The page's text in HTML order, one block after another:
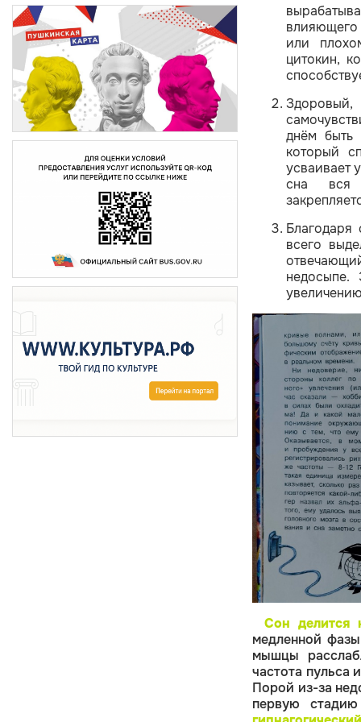
влияющего
или
цитокин,
Здоровый,
днём быть
который
усваивает
сна вся
всего
Сон
медленной
мышцы
частота пульса
Порой из-за
первую